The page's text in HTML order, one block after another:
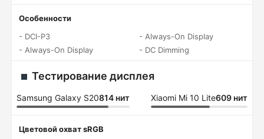
Особенности
- DCI-P3
- Always-On Display
- Always-On Display
- DC Dimming
Тестирование дисплея
Samsung Galaxy S20814 нит Xiaomi Mi 10 Lite609 нит
Цветовой охват sRGB